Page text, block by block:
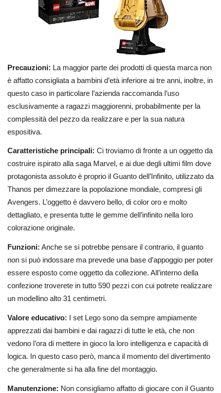
Precauzioni: La maggior parte dei prodotti di questa marca non
è affatto consigliata a bambini d’età inferiore ai tre anni, inoltre, in
questo caso in particolare l’azienda raccomanda l’uso
esclusivamente a ragazzi maggiorenni, probabilmente per la
complessità del pezzo da realizzare e per la sua natura
espositiva.
Caratteristiche principali: Ci troviamo di fronte a un oggetto da
costruire ispirato alla saga Marvel, e ai due degli ultimi film dove
protagonista assoluto è proprio il Guanto dell’Infinito, utilizzato da
Thanos per dimezzare la popolazione mondiale, compresi gli
Avengers. L’oggetto è davvero bello, di color oro e molto
dettagliato, e presenta tutte le gemme dell’infinito nella loro
colorazione originale.
Funzioni: Anche se si potrebbe pensare il contrario, il guanto
non si può indossare ma prevede una base d’appoggio per poter
essere esposto come oggetto da collezione. All’interno della
confezione troverete in tutto 590 pezzi con cui potrete realizzare
un modellino alto 31 centimetri.
Valore educativo: I set Lego sono da sempre ampiamente
apprezzati dai bambini e dai ragazzi di tutte le età, che non
vedono l’ora di mettere in gioco la loro intelligenza e capacità di
logica. In questo caso però, manca il momento del divertimento
che generalmente si ha alla fine del montaggio.
Manutenzione: Non consigliamo affatto di giocare con il Guanto